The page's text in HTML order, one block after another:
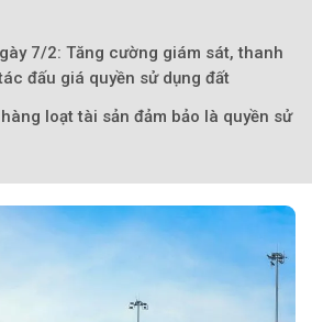
Theo
7/2: Tăng cường giám sát, thanh
đấu giá quyền sử dụng đất
loạt tài sản đảm bảo là quyền sử